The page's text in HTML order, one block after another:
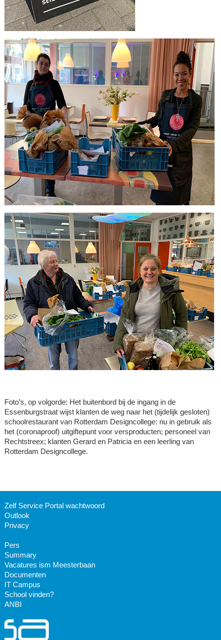
Foto’s, op volgorde: Het buitenbord bij de ingang in de
Essenburgstraat wijst klanten de weg naar het (tijdelijk gesloten)
schoolrestaurant van Rotterdam Designcollege: nu in gebruik als
het (coronaproof) uitgiftepunt voor versproducten; personeel van
Rechtstreex; klanten Gerard en Patricia en een leerling van
Rotterdam Designcollege.
Zelf Service Portal wachtwoord
Outlook
Privacy
Pers
Summary
Vacatures ism Meesterbaan
Documenten
IT Campus
School vinden?
ANBI